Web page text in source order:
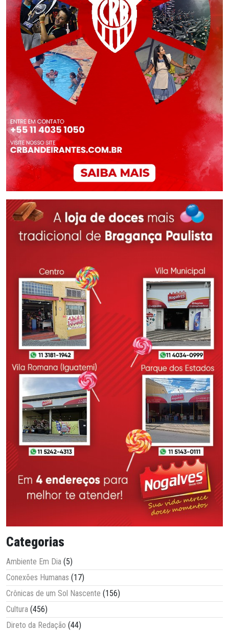
Categorias
Ambiente Em Dia (5)
Conexões Humanas (17)
Crônicas de um Sol Nascente (156)
Cultura (456)
Direto da Redação (44)